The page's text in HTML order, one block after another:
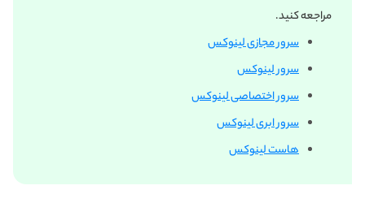
مراجعه کنید.
سرور مجازی لینوکس
سرور لینوکس
سرور اختصاصی لینوکس
سرور ابری لینوکس
هاست لینوکس